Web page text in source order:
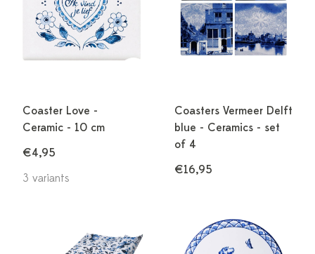
Coaster Love -
Ceramic - 10 cm
€4,95
3 variants
Coasters Vermeer Delft
blue - Ceramics - set
of 4
€16,95